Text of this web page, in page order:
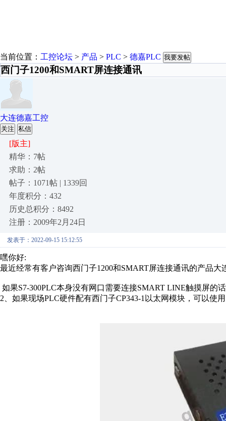
当前位置： 工控论坛 > 产品 > PLC > 德嘉PLC 我要发帖
西门子1200和SMART屏连接通讯
大连德嘉工控
关注 私信
[版主]
精华：7帖
求助：2帖
帖子：1071帖 | 1339回
年度积分：432
历史总积分：8492
注册：2009年2月24日
发表于：2022-09-15 15:12:55
嘿你好:
最近经常有客户咨询西门子1200和SMART屏连接通讯的产品
如果S7-300PLC本身没有网口需要连接SMART LINE触摸屏的
2、如果现场PLC硬件配有西门子CP343-1以太网模块，可以使